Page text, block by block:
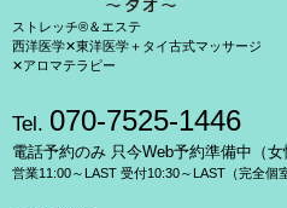
ストレッチ®＆エステ
西洋医学✕東洋医学＋タイ古式マッサージ
✕アロマテラピー
Tel. 070-7525-1446
電話予約のみ 只今Web予約準備中（女
営業11:00～LAST 受付10:30～LAST（完全個